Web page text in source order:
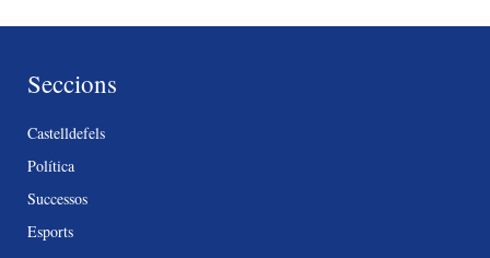
Seccions
Castelldefels
Política
Successos
Esports